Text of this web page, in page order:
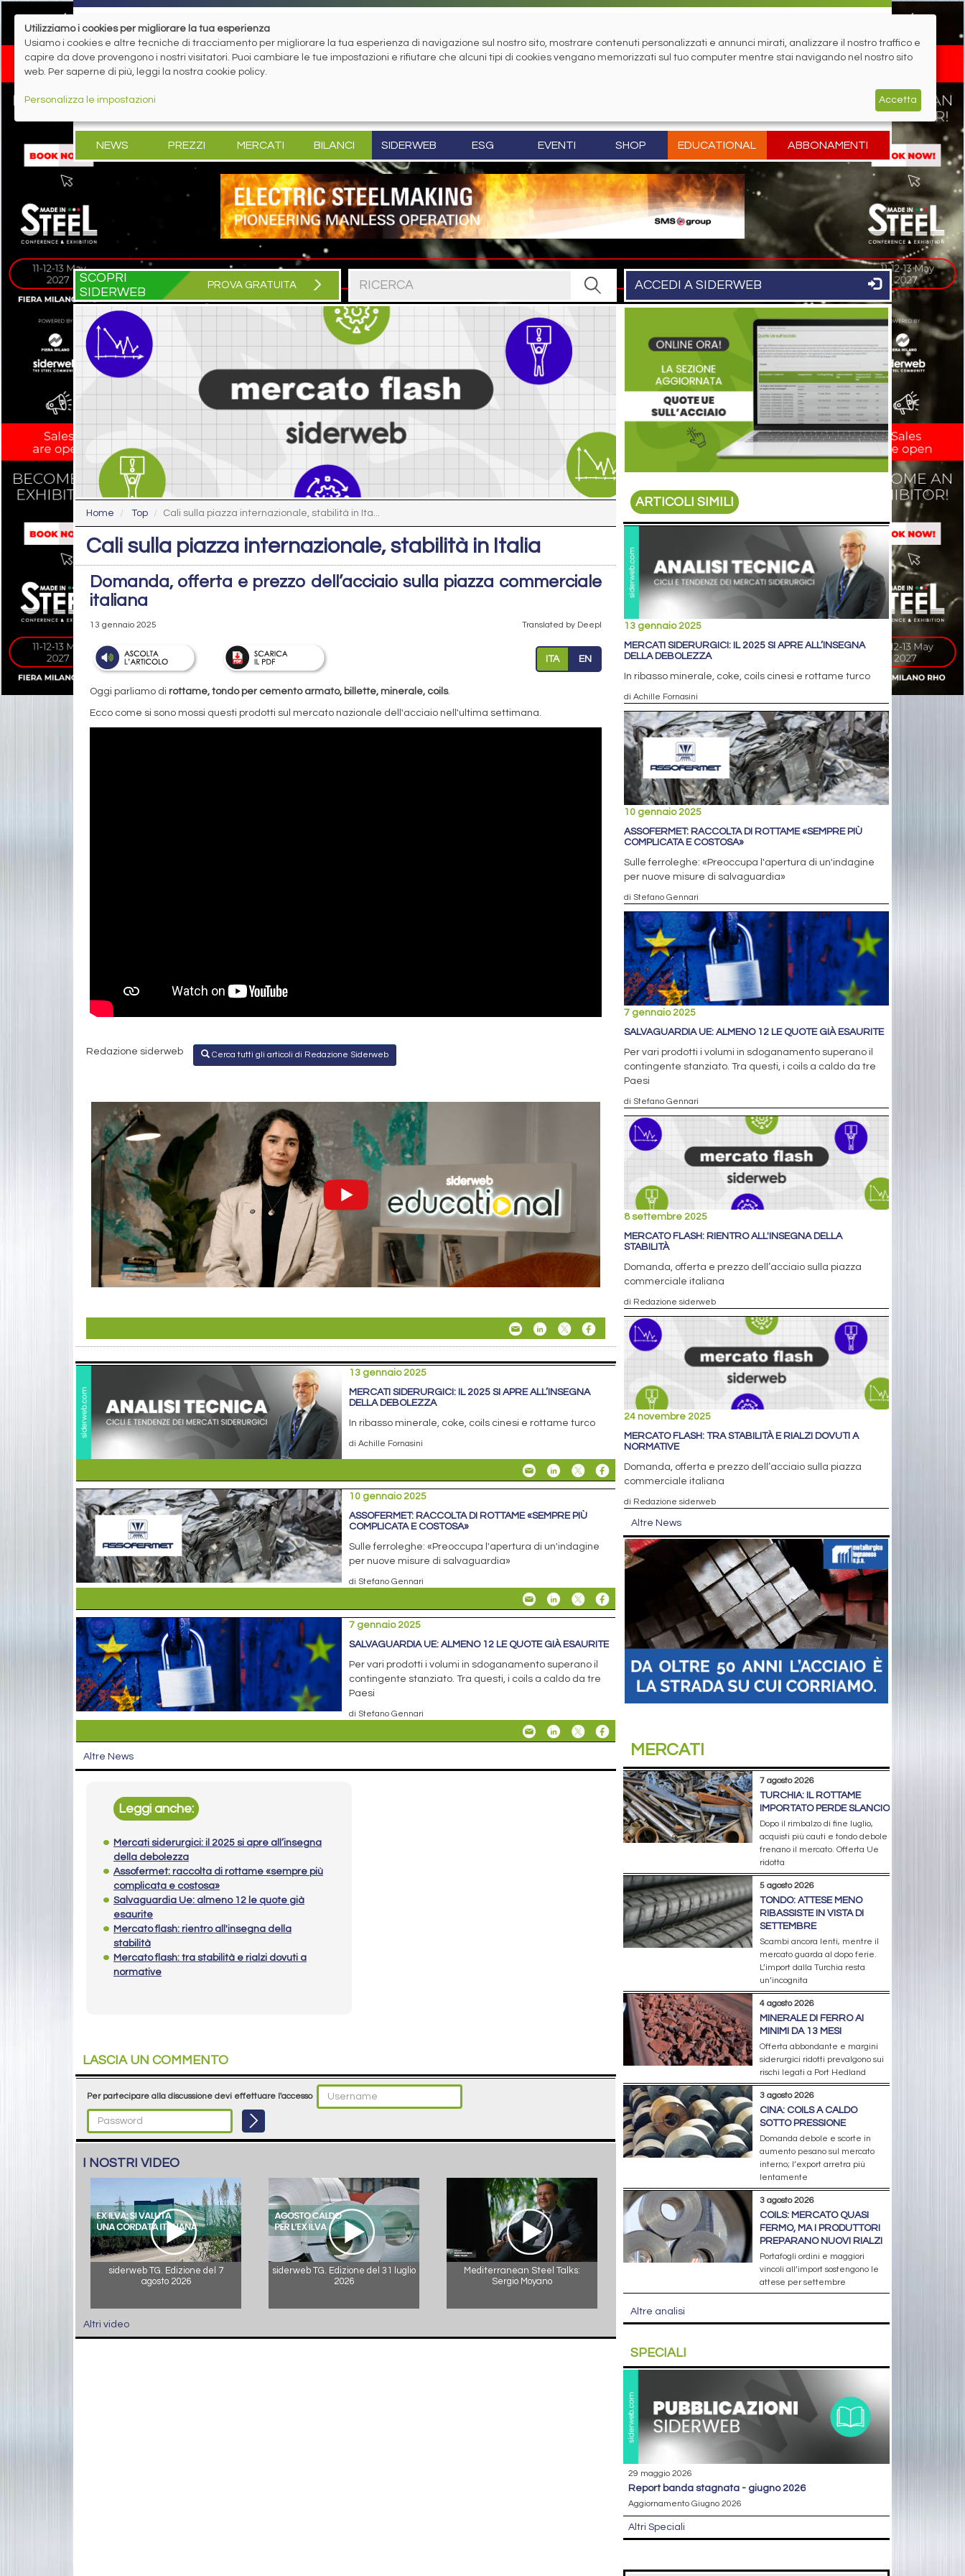
NEWS PREZZI MERCATI BILANCI SIDERWEB ESG EVENTI SHOP EDUCATIONAL ABBONAMENTI
SCOPRI
SIDERWEB
PROVA GRATUITA ACCEDI A SIDERWEB
Home Top Cali sulla piazza internazionale, stabilità in Ita...
Cali sulla piazza internazionale, stabilità in Italia
Domanda, offerta e prezzo dell’acciaio sulla piazza commerciale
italiana
13 gennaio 2025 Translated by Deepl
ITA EN
Oggi parliamo di rottame, tondo per cemento armato, billette, minerale, coils.
Ecco come si sono mossi questi prodotti sul mercato nazionale dell'acciaio nell'ultima settimana.
Redazione siderweb Cerca tutti gli articoli di Redazione Siderweb
13 gennaio 2025
MERCATI SIDERURGICI: IL 2025 SI APRE ALL’INSEGNA
DELLA DEBOLEZZA
In ribasso minerale, coke, coils cinesi e rottame turco
di Achille Fornasini
10 gennaio 2025
ASSOFERMET: RACCOLTA DI ROTTAME «SEMPRE PIÙ
COMPLICATA E COSTOSA»
Sulle ferroleghe: «Preoccupa l'apertura di un'indagine
per nuove misure di salvaguardia»
di Stefano Gennari
7 gennaio 2025
SALVAGUARDIA UE: ALMENO 12 LE QUOTE GIÀ ESAURITE
Per vari prodotti i volumi in sdoganamento superano il
contingente stanziato. Tra questi, i coils a caldo da tre
Paesi
di Stefano Gennari
Altre News
Leggi anche:
Mercati siderurgici: il 2025 si apre all’insegna
della debolezza
Assofermet: raccolta di rottame «sempre più
complicata e costosa»
Salvaguardia Ue: almeno 12 le quote già
esaurite
Mercato flash: rientro all'insegna della
stabilità
Mercato flash: tra stabilità e rialzi dovuti a
normative
LASCIA UN COMMENTO
Per partecipare alla discussione devi effettuare l'accesso
I NOSTRI VIDEO
siderweb TG. Edizione del 7
agosto 2026
siderweb TG. Edizione del 31 luglio
2026
Mediterranean Steel Talks:
Sergio Moyano
Altri video
ARTICOLI SIMILI
13 gennaio 2025
MERCATI SIDERURGICI: IL 2025 SI APRE ALL’INSEGNA
DELLA DEBOLEZZA
In ribasso minerale, coke, coils cinesi e rottame turco
di Achille Fornasini
10 gennaio 2025
ASSOFERMET: RACCOLTA DI ROTTAME «SEMPRE PIÙ
COMPLICATA E COSTOSA»
Sulle ferroleghe: «Preoccupa l'apertura di un'indagine
per nuove misure di salvaguardia»
di Stefano Gennari
7 gennaio 2025
SALVAGUARDIA UE: ALMENO 12 LE QUOTE GIÀ ESAURITE
Per vari prodotti i volumi in sdoganamento superano il
contingente stanziato. Tra questi, i coils a caldo da tre
Paesi
di Stefano Gennari
8 settembre 2025
MERCATO FLASH: RIENTRO ALL'INSEGNA DELLA
STABILITÀ
Domanda, offerta e prezzo dell’acciaio sulla piazza
commerciale italiana
di Redazione siderweb
24 novembre 2025
MERCATO FLASH: TRA STABILITÀ E RIALZI DOVUTI A
NORMATIVE
Domanda, offerta e prezzo dell’acciaio sulla piazza
commerciale italiana
di Redazione siderweb
Altre News
MERCATI
7 agosto 2026
TURCHIA: IL ROTTAME
IMPORTATO PERDE SLANCIO
Dopo il rimbalzo di fine luglio,
acquisti più cauti e tondo debole
frenano il mercato. Offerta Ue
ridotta
5 agosto 2026
TONDO: ATTESE MENO
RIBASSISTE IN VISTA DI
SETTEMBRE
Scambi ancora lenti, mentre il
mercato guarda al dopo ferie.
L’import dalla Turchia resta
un’incognita
4 agosto 2026
MINERALE DI FERRO AI
MINIMI DA 13 MESI
Offerta abbondante e margini
siderurgici ridotti prevalgono sui
rischi legati a Port Hedland
3 agosto 2026
CINA: COILS A CALDO
SOTTO PRESSIONE
Domanda debole e scorte in
aumento pesano sul mercato
interno; l’export arretra più
lentamente
3 agosto 2026
COILS: MERCATO QUASI
FERMO, MA I PRODUTTORI
PREPARANO NUOVI RIALZI
Portafogli ordini e maggiori
vincoli all’import sostengono le
attese per settembre
Altre analisi
SPECIALI
29 maggio 2026
report banda stagnata - giugno 2026
Aggiornamento Giugno 2026
Altri Speciali
Utilizziamo i cookies per migliorare la tua esperienza
Usiamo i cookies e altre tecniche di tracciamento per migliorare la tua esperienza di navigazione sul nostro sito, mostrare contenuti personalizzati e annunci mirati, analizzare il nostro traffico e
capire da dove provengono i nostri visitatori. Puoi cambiare le tue impostazioni e rifiutare che alcuni tipi di cookies vengano memorizzati sul tuo computer mentre stai navigando nel nostro sito
web. Per saperne di più, leggi la nostra cookie policy.
Personalizza le impostazioni Accetta